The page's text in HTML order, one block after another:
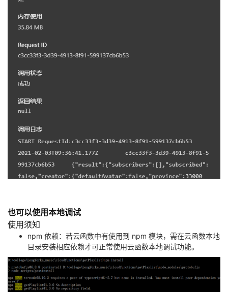
也可以使用本地调试
使用须知
npm 依赖：若云函数中有使用到 npm 模块，需在云函数本地
目录安装相应依赖才可正常使用云函数本地调试功能。